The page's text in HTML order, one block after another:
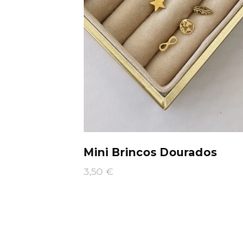
Mini Brincos Dourados
3,50 €